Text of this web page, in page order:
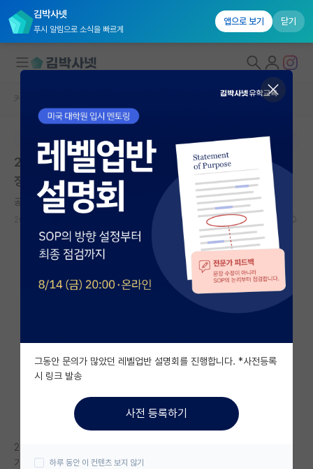
김박사넷
푸시 알림으로 소식을 빠르게
앱으로 보기 닫기
대학원생 모집
국내대학원 정보
연구실&오픈랩
커뮤니티
커뮤니티 홈
전체글보기
베스트 게시판
자유 게시판(아무개랩)
미국 유학 게시판
미국 대학원 합격 후기 게시판
대학원생 모집 게시판
커뮤니티 홈
본문이 수정되지 않는 박제글입니다.
2026학년도 2학기 동국대학교 서울캠퍼스 교수초빙(비
정년트랙) 공고
공허한 밀턴 프리드먼
2026학년도 2학기 동국대학교 서울캠퍼스 교수초빙(비정년트랙) 공고
기관: 동국대학교
그동안 문의가 많았던 레벨업반 설명회를 진행합니다. *사전등록
시 링크 발송
사전 등록하기
하루 동안 이 컨텐츠 보지 않기